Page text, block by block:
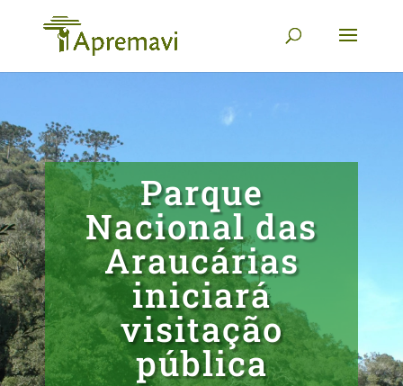
Parque
Nacional das
Araucárias
iniciará
visitação
pública